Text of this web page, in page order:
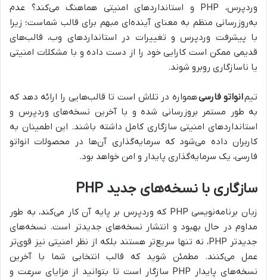
وردپرس، PHP و استانداردهای امنیتی هماهنگ می‌کند؟ عدم
به‌روزرسانی منظم به معنای آینده‌ای مبهم برای قالب شماست؛ زیرا
با پیشرفت وردپرس و تغییرات در استانداردهای وب، قالب‌های
قدیمی ممکن است کارایی خود را از دست داده و با مشکلات امنیتی
یا ناسازگاری روبرو شوند.
تیمانواتو فارسیهمواره در تلاش است تا قالب‌هایی را ارائه دهد که
به طور مستمر بروزرسانی شده و با آخرین نسخه‌های وردپرس و
استانداردهای امنیتی سازگاری کامل داشته باشند. این اطمینان به
کاربران داده می‌شود که سرمایه‌گذاری آن‌ها در محصولات انواتو
فارسی، یک سرمایه‌گذاری پایدار و امن خواهد بود.
سازگاری با نسخه‌های جدید PHP
زبان برنامه‌نویسی PHP که وردپرس بر پایه آن کار می‌کند، به طور
مداوم در حال بهبود و انتشار نسخه‌های جدیدتر است. نسخه‌های
جدیدتر PHP، نه تنها سریع‌تر هستند بلکه از نظر امنیتی نیز قوی‌تر
عمل می‌کنند. مطمئن شوید که قالب انتخابی شما با آخرین
نسخه‌های پایدار PHP سازگار است تا بتوانید از مزایای سرعت و